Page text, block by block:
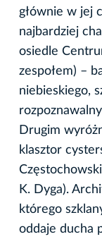
głównie w jej
najbardziej
osiedle
zespołem) –
niebieskiego,
Drugim
klasztor
K. Dyga).
którego
oddaje ducha